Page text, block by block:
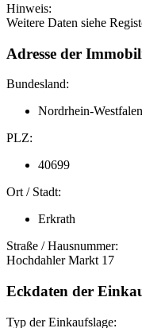
Hinweis:
Weitere Daten siehe
Adresse der
Bundesland:
Nordrhein-Westfalen
PLZ:
40699
Ort / Stadt:
Erkrath
Straße / Hausnummer:
Hochdahler Markt 17
Eckdaten der
Typ der Einkaufslage: